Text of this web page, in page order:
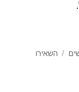
השאירו